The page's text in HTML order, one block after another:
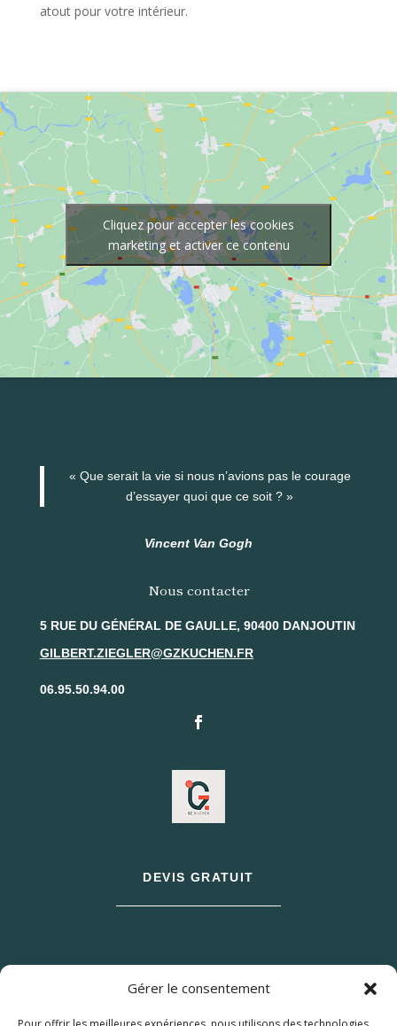
Gérer le consentement
atout pour votre intérieur.
Cliquez pour accepter les cookies
marketing et activer ce contenu
« Que serait la vie si nous n’avions pas le courage
d’essayer quoi que ce soit ? »
Vincent Van Gogh
Nous contacter
5 RUE DU GÉNÉRAL DE GAULLE, 90400 DANJOUTIN
GILBERT.ZIEGLER@GZKUCHEN.FR
06.95.50.94.00
DEVIS GRATUIT